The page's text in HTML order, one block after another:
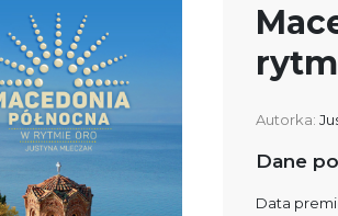
Autorka:
Dane
Data